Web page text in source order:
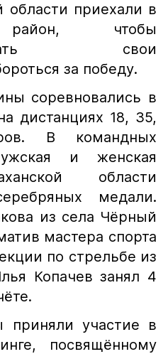
области приехали в
район, чтобы
свои
за победу.
соревновались в
дистанциях 18, 35,
В командных
и женская
области
медали.
из села Чёрный
мастера спорта
по стрельбе из
Копачев занял 4
приняли участие в
посвящённому